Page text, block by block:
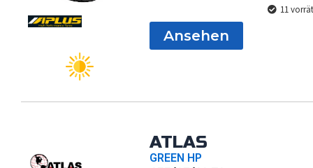
11
Ansehen
ATLAS
GREEN HP